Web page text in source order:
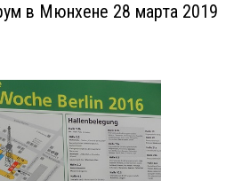
в Мюнхене 28 марта 2019